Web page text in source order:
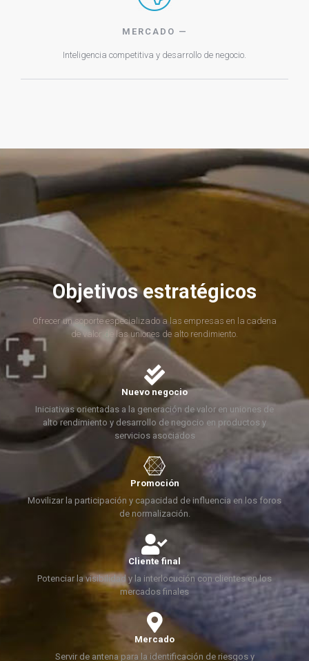
MERCADO —
Inteligencia competitiva y desarrollo de negocio.
Objetivos estratégicos
Ofrecer un soporte especializado a las empresas en la cadena
de valor de las uniones de alto rendimiento.
Nuevo negocio
Iniciativas orientadas a la generación de valor en uniones de
alto rendimiento y desarrollo de negocio en productos y
servicios asociados
Promoción
Movilizar la participación y capacidad de influencia en los foros
de normalización.
Cliente final
Potenciar la visibilidad y la interlocución con clientes en los
mercados finales
Mercado
Servir de antena para la identificación de riesgos y